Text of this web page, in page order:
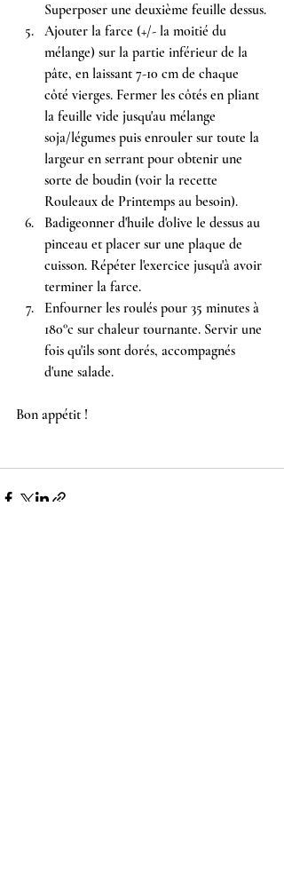
Superposer une deuxième feuille dessus.
Ajouter la farce (+/- la moitié du
mélange) sur la partie inférieur de la
pâte, en laissant 7-10 cm de chaque
côté vierges. Fermer les côtés en pliant
la feuille vide jusqu'au mélange
soja/légumes puis enrouler sur toute la
largeur en serrant pour obtenir une
sorte de boudin (voir la recette
Rouleaux de Printemps au besoin).
Badigeonner d'huile d'olive le dessus au
pinceau et placer sur une plaque de
cuisson. Répéter l'exercice jusqu'à avoir
terminer la farce.
Enfourner les roulés pour 35 minutes à
180°c sur chaleur tournante. Servir une
fois qu'ils sont dorés, accompagnés
d'une salade.
Bon appétit !